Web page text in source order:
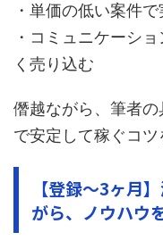
・単価の低い案件
・コミュニケーシ
く売り込む
僭越ながら、筆者
で安定して稼ぐコツ
【登録～3ヶ月
がら、ノウハウ